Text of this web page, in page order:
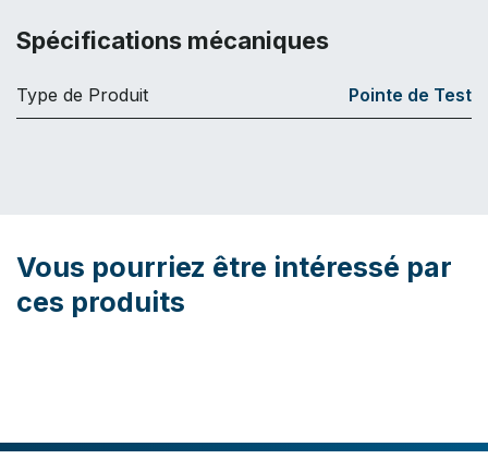
Spécifications mécaniques
Type de Produit Pointe de Test
Vous pourriez être intéressé par
ces produits